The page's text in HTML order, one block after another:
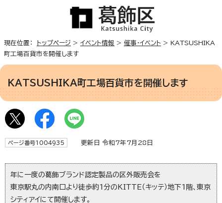
現在位置： トップページ > イベント情報 > 催事・イベント > KATSUSHIKA
町工場百貨市を開催します
KATSUSHIKA町工場百貨市を開催します
ページ番号1004935 更新日 令和7年7月28日
年に一度の葛飾ブランド認定製品の区外販売会を
東京駅丸の内南口より徒歩約1分のKITTE（キッテ）地下1階、東京
シティアイにて開催します。